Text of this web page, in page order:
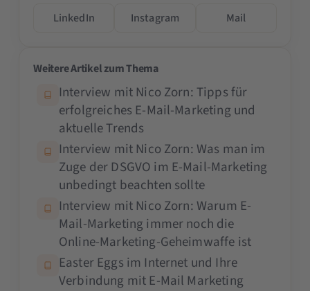
LinkedIn
Instagram Mail
Weitere Artikel zum Thema
Interview mit Nico Zorn: Tipps für
erfolgreiches E-Mail-Marketing und
aktuelle Trends
Interview mit Nico Zorn: Was man im
Zuge der DSGVO im E-Mail-Marketing
unbedingt beachten sollte
Interview mit Nico Zorn: Warum E-
Mail-Marketing immer noch die
Online-Marketing-Geheimwaffe ist
Easter Eggs im Internet und Ihre
Verbindung mit E-Mail Marketing